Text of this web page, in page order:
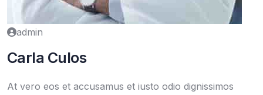
admin
Carla Culos
At vero eos et accusamus et iusto odio dignissimos